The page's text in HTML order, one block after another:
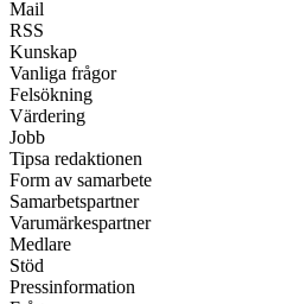
Mail
RSS
Kunskap
Vanliga frågor
Felsökning
Värdering
Jobb
Tipsa redaktionen
Form av samarbete
Samarbetspartner
Varumärkespartner
Medlare
Stöd
Pressinformation